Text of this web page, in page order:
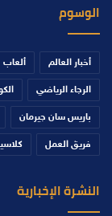
الوسوم
أخبار العالم ألعاب
الرجاء الرياضي
باريس سان جيرمان
فريق العمل
النشرة الإخبارية